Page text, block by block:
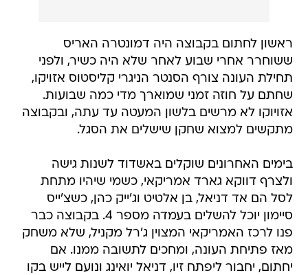
ראשון לחתום בקבוצה היה דמונטרה האריס
ששוחרר אחרי שבוע לאחר שלא היה כשיר, ולפני
תחילת העונה צורף הסנטר הניגרי קליסטוס אזויקו,
שחתם על חוזה זמני שמוארך מדי כמה שבועות.
אזויוקו לא מרשים בלשון המעטה עד עתה, ובקבוצה
מתקשים למצוא שחקן שישלים את הסגל.
בימים האחרונים שוקלים באשדוד לשנות גישה
ולצרף דווקא גארד אמריקאי, כשמי שיהיו מתחת
לסל הם אד דניאל, בן אלטיט וג'ייק כהן, כשצ'ייס
סיימון יוכל להשלים בעמדה מספר 4. בקבוצה כבר
פנו לרכז האמריקאי המצוין ג'רל מקניל, שלא משחק
מאז פתיחת העונה, ומחכים לתשובה ממנו. אם
יחתום, יחבור ליפתח זיו, דניאל יואינג ונועם לייש בקו